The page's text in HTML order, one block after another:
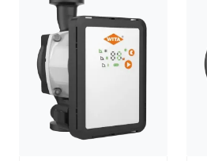
Be om tilbud